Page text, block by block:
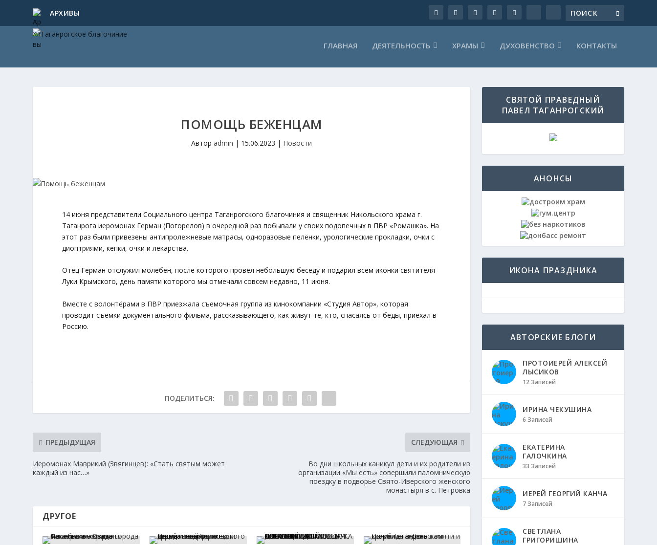
АРХИВЫ
ГЛАВНАЯ ДЕЯТЕЛЬНОСТЬ ХРАМЫ ДУХОВЕНСТВО КОНТАКТЫ
ПОМОЩЬ БЕЖЕНЦАМ
Авторadmin | 15.06.2023 | Новости
14 июня представители Социального центра Таганрогского благочиния и священник Никольского храма г.
Таганрога иеромонах Герман (Погорелов) в очередной раз побывали у своих подопечных в ПВР «Ромашка». На
этот раз были привезены антипролежневые матрасы, одноразовые пелёнки, урологические прокладки, очки с
диоптриями, кепки, очки и лекарства.
Отец Герман отслужил молебен, после которого провёл небольшую беседу и подарил всем иконки святителя
Луки Крымского, день памяти которого мы отмечали совсем недавно, 11 июня.
Вместе с волонтёрами в ПВР приезжала съемочная группа из кинокомпании «Студия Автор», которая
проводит съемки документального фильма, рассказывающего, как живут те, кто, спасаясь от беды, приехал в
Россию.
ПОДЕЛИТЬСЯ:
ПРЕДЫДУЩАЯ
Иеромонах Маврикий (Звягинцев): «Стать святым может
каждый из нас…»
СЛЕДУЮЩАЯ
Во дни школьных каникул дети и их родители из
организации «Мы есть» совершили паломническую
поездку в подворье Свято-Иверского женского
монастыря в с. Петровка
ДРУГОЕ
СВЯТОЙ ПРАВЕДНЫЙ
ПАВЕЛ ТАГАНРОГСКИЙ
АНОНСЫ
ИКОНА ПРАЗДНИКА
АВТОРСКИЕ БЛОГИ
ПРОТОИЕРЕЙ АЛЕКСЕЙ
ЛЫСИКОВ
12 Записей
ИРИНА ЧЕКУШИНА
6 Записей
ЕКАТЕРИНА
ГАЛОЧКИНА
33 Записей
ИЕРЕЙ ГЕОРГИЙ КАНЧА
7 Записей
СВЕТЛАНА
ГРИГОРИШИНА